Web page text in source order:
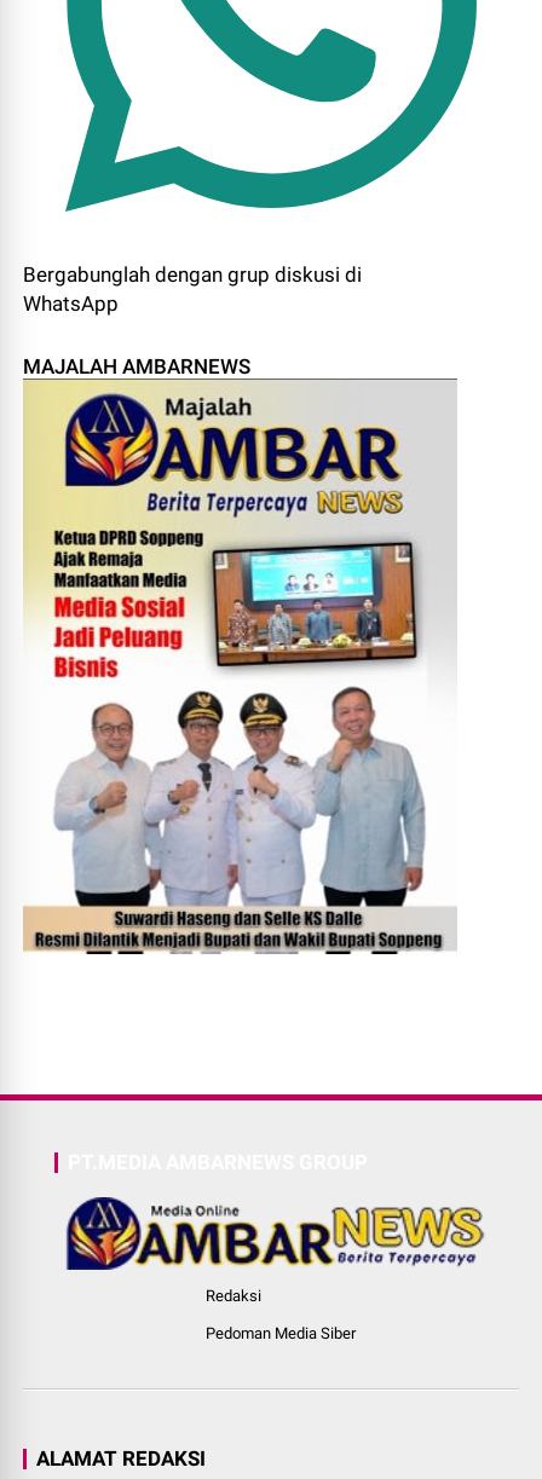
Bergabunglah dengan grup diskusi di
WhatsApp
MAJALAH AMBARNEWS
Redaksi
Pedoman Media Siber
ALAMAT REDAKSI